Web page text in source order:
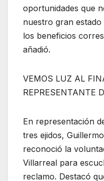
oportunidades que
nuestro gran estado
los beneficios
añadió.
VEMOS LUZ AL
REPRESENTANTE
En representación
tres ejidos,
reconoció la
Villarreal para
reclamo. Destacó